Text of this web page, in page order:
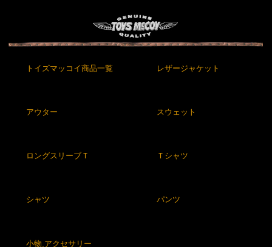
トイズマッコイ商品一覧 レザージャケット
アウター スウェット
ロングスリーブＴ Ｔシャツ
シャツ パンツ
小物,アクセサリー